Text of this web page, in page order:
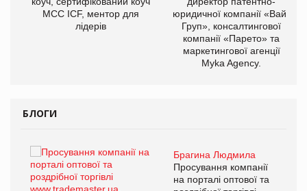
МСС ICF, ментор для
лідерів
юридичної компанії «Вайз
Груп», консалтингової
компанії «Парето» та
маркетингової агенції
Myka Agency.
БЛОГИ
Брагина Людмила
Просування компанії
на порталі оптової та